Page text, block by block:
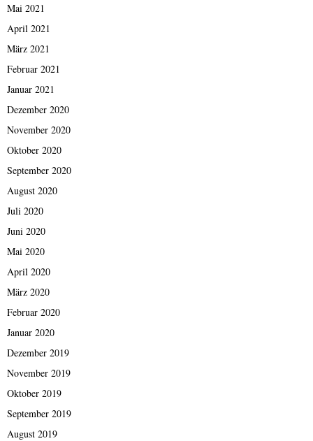
Mai 2021
April 2021
März 2021
Februar 2021
Januar 2021
Dezember 2020
November 2020
Oktober 2020
September 2020
August 2020
Juli 2020
Juni 2020
Mai 2020
April 2020
März 2020
Februar 2020
Januar 2020
Dezember 2019
November 2019
Oktober 2019
September 2019
August 2019